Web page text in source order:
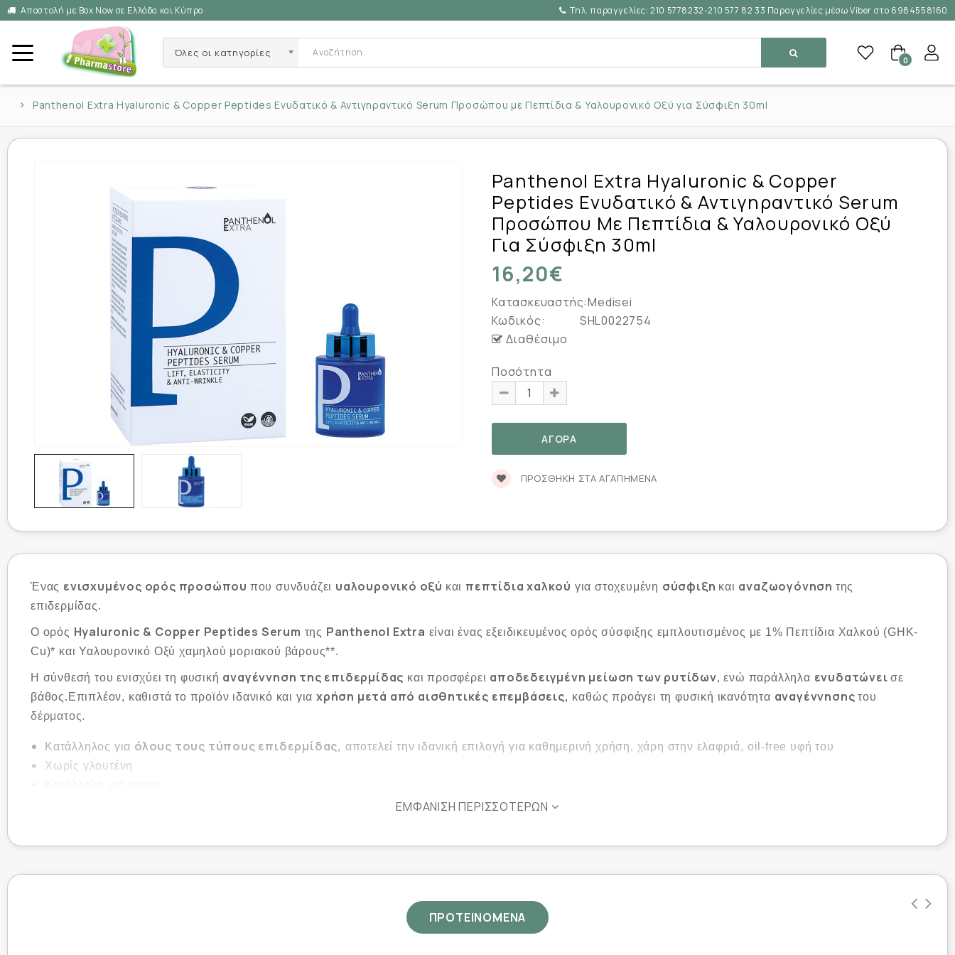
Αποστολή με Box Now σε Ελλάδα και Κύπρο Τηλ. παραγγελίες:210 5778232-210 577 82 33 Παραγγελίες μέσω Viber στο 6984558160
Όλες οι κατηγορίες
0
Panthenol Extra Hyaluronic & Copper Peptides Ενυδατικό & Αντιγηραντικό Serum Προσώπου με Πεπτίδια & Υαλουρονικό Οξύ για Σύσφιξη 30ml
Panthenol Extra Hyaluronic & Copper
Peptides Ενυδατικό & Αντιγηραντικό Serum
Προσώπου Με Πεπτίδια & Υαλουρονικό Οξύ
Για Σύσφιξη 30ml
16,20€
Κατασκευαστής:Medisei
Κωδικός:
SHL0022754
Διαθέσιμο
Ποσότητα
ΠΡΟΣΘΉΚΗ ΣΤΑ ΑΓΑΠΗΜΈΝΑ
Ένας ενισχυμένος ορός προσώπου που συνδυάζει υαλουρονικό οξύ και πεπτίδια χαλκού για στοχευμένη σύσφιξη και αναζωογόνηση της
επιδερμίδας.
Ο ορός Hyaluronic & Copper Peptides Serum της Panthenol Extra είναι ένας εξειδικευμένος ορός σύσφιξης εμπλουτισμένος με 1% Πεπτίδια Χαλκού (GHK-
Cu)* και Υαλουρονικό Οξύ χαμηλού μοριακού βάρους**.
Η σύνθεσή του ενισχύει τη φυσική αναγέννηση της επιδερμίδας και προσφέρει αποδεδειγμένη μείωση των ρυτίδων, ενώ παράλληλα ενυδατώνεισε
βάθος.Επιπλέον, καθιστά το προϊόν ιδανικό και για χρήση μετά από αισθητικές επεμβάσεις, καθώς προάγει τη φυσική ικανότητα αναγέννησηςτου
δέρματος.
Κατάλληλος για όλους τους τύπους επιδερμίδας, αποτελεί την ιδανική επιλογή για καθημερινή χρήση, χάρη στην ελαφριά, oil-free υφή του
Χωρίς γλουτένη
μόλις 24 ώρες).
ΕΜΦΆΝΙΣΗ ΠΕΡΙΣΣΌΤΕΡΩΝ
ΠΡΟΤΕΙΝΟΜΕΝΑ